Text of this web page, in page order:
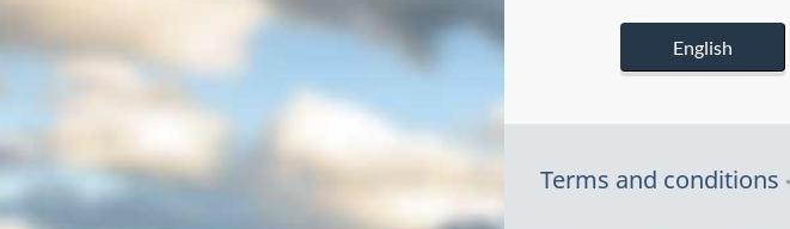
English
Terms and conditions